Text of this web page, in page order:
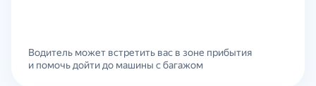
Водитель может встретить вас в зоне прибытия
и помочь дойти до машины с багажом